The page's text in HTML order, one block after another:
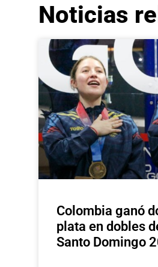
Noticias
Colombia ganó
plata en dobles
Santo Domingo